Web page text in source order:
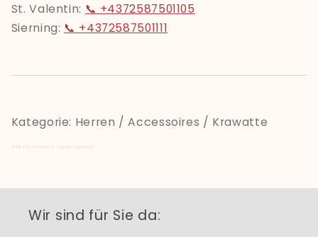
St. Valentin: 📞 +4372587501105
Sierning: 📞 +4372587501111
Kategorie: Herren / Accessoires / Krawatte
Artikelnummern:
Wir sind für Sie da: